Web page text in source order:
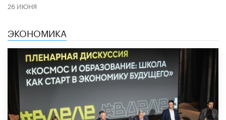
26 ИЮНЯ
ЭКОНОМИКА